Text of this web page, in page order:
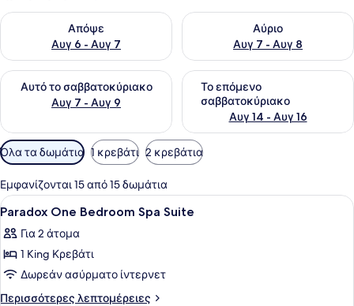
Απόψε
Αυγ 6 - Αυγ 7
Έλεγχος διαθεσιμότητας για απόψε Αυγ 6 - Αυγ 7
Αύριο
Αυγ 7 - Αυγ 8
Έλεγχος διαθεσιμότητας
Αυτό το σαββατοκύριακο
Αυγ 7 - Αυγ 9
Έλεγχος διαθεσιμότητας για αυτό το σαββατοκύριακο
Το επόμενο
σαββατοκύριακο
Αυγ 14 - Αυγ 16
Έλεγχος διαθεσιμότητας
Διαθέσιμα
φίλτρα
για
τα
δωμάτια
Όλα τα δωμάτια 1 κρεβάτι 2 κρεβάτια
Εμφανίζονται 15 από 15 δωμάτια
Προβολή
όλων
των
φωτογραφιών
για
Paradox
Κλινοσκεπάσματα υψηλής
5
Paradox One Bedroom Spa Suite
Για 2 άτομα
1 King Κρεβάτι
Δωρεάν ασύρματο ίντερνετ
Περισσότερες λεπτομέρειες
Περισσότερες